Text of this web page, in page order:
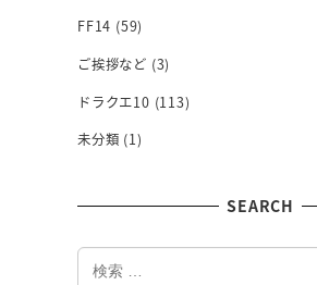
FF14 (59)
ご挨拶など (3)
ドラクエ10 (113)
未分類 (1)
SEARCH
検